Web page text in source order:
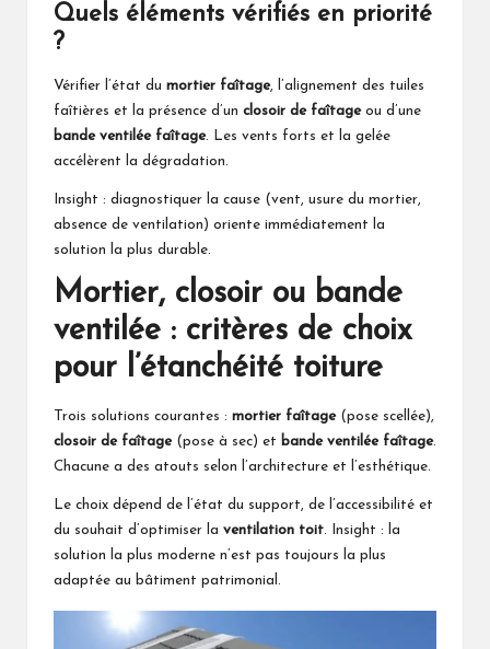
Quels éléments vérifiés en priorité
?
Vérifier l’état du mortier faîtage, l’alignement des tuiles
faîtières et la présence d’un closoir de faîtageou d’une
bande ventilée faîtage. Les vents forts et la gelée
accélèrent la dégradation.
Insight : diagnostiquer la cause (vent, usure du mortier,
absence de ventilation) oriente immédiatement la
solution la plus durable.
Mortier, closoir ou bande
ventilée : critères de choix
pour l’étanchéité toiture
Trois solutions courantes : mortier faîtage(pose scellée),
closoir de faîtage(pose à sec) et bande ventilée faîtage.
Chacune a des atouts selon l’architecture et l’esthétique.
Le choix dépend de l’état du support, de l’accessibilité et
du souhait d’optimiser la ventilation toit. Insight : la
solution la plus moderne n’est pas toujours la plus
adaptée au bâtiment patrimonial.